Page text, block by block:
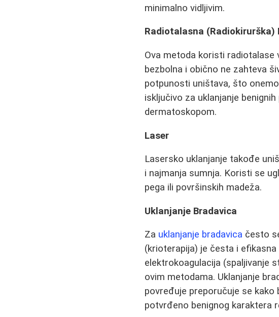
minimalno vidljivim.
Radiotalasna (Radiokirurška)
Ova metoda koristi radiotalase
bezbolna i obično ne zahteva
potpunosti uništava, što
isključivo za uklanjanje
dermatoskopom.
Laser
Lasersko uklanjanje takođe
i najmanja sumnja. Koristi se
pega ili površinskih madeža.
Uklanjanje Bradavica
Za uklanjanje bradavica često
(krioterapija) je česta i
elektrokoagulacija (spaljivanje
ovim metodama. Uklanjanje
povređuje preporučuje se kako
potvrđeno benignog karaktera